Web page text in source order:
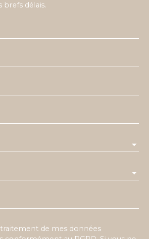
brefs délais.
de mes données